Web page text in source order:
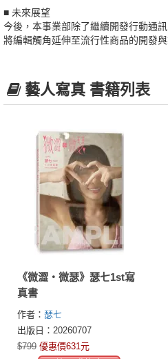
■ 未來展望
今後，本事業部除了繼續開發行動通
將編輯觸角延伸至流行性商品的開發
藝人寫真 書籍列表
《微澀・微瑟》瑟七1st寫
真書
作者： 瑟七
出版日：20260707
$799 優惠價631元